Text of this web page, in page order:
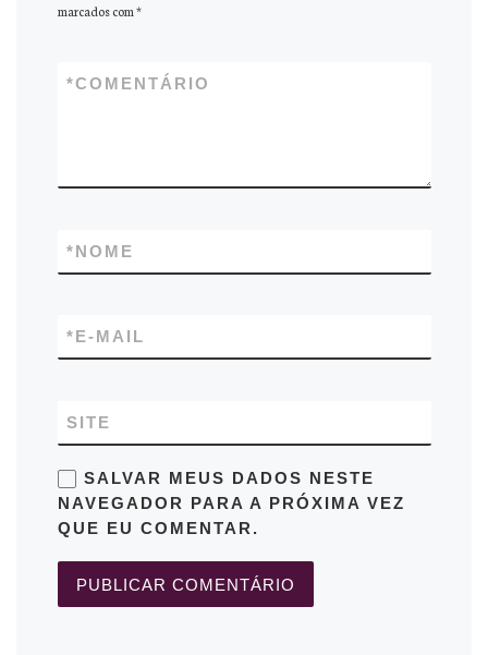
marcados com*
COMENTÁRIO
*
NOME
*
E-MAIL
*
SITE
SALVAR MEUS DADOS NESTE
NAVEGADOR PARA A PRÓXIMA VEZ
QUE EU COMENTAR.